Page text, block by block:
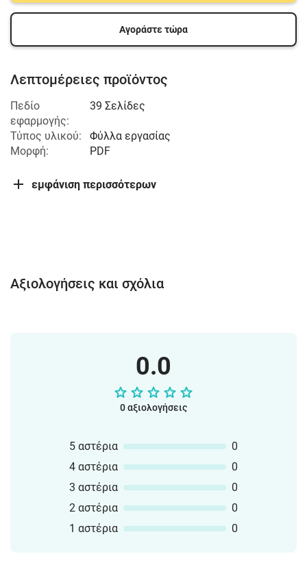
Αγοράστε τώρα
Λεπτομέρειες προϊόντος
Πεδίο
εφαρμογής:
39 Σελίδες
Τύπος υλικού:
Φύλλα εργασίας
Μορφή:
PDF
εμφάνιση περισσότερων
Αξιολογήσεις και σχόλια
0.0
0 αξιολογήσεις
5 αστέρια
0
4 αστέρια
0
3 αστέρια
0
2 αστέρια
0
1 αστέρια
0